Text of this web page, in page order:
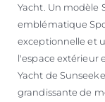
Yacht. Un modèle
emblématique
exceptionnelle et
l'espace extérieur
Yacht de
grandissante de